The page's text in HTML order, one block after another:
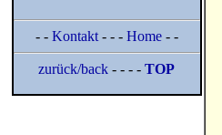
- - Kontakt- - - Home- -
zurück/back - - - -TOP